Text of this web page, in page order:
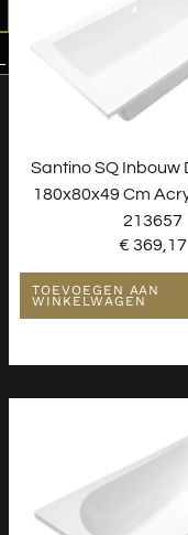
Santino SQ Inbouw
180x80x49 Cm
213657
€ 369,17
TOEVOEGEN AAN
WINKELWAGEN